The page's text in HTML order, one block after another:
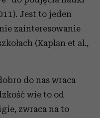
Jest to jeden
zainteresowanie
(Kaplan et al.,
do nas wraca
wie to od
zwraca na to